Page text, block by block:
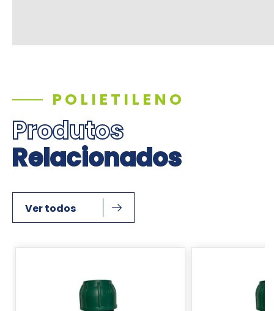
POLIETILENO
Produtos
Relacionados
Ver todos